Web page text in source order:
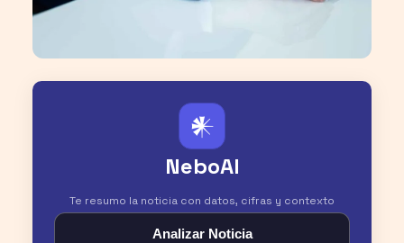
𒀭
NeboAI
Te resumo la noticia con datos, cifras y contexto
Analizar Noticia